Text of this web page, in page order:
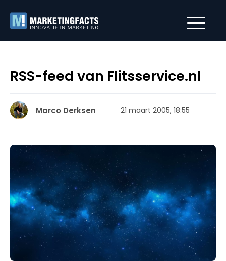
RSS-feed van Flitsservice.nl
Marco Derksen 21 maart 2005, 18:55